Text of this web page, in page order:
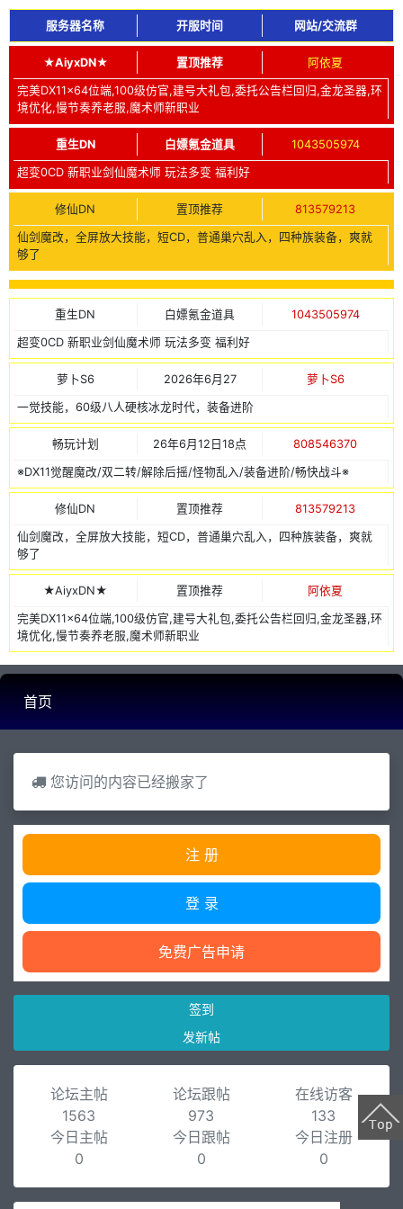
服务器名称 开服时间 网站/交流群
★AiyxDN★ 置顶推荐 阿依夏
完美DX11x64位端,100级仿官,建号大礼包,委托公告栏回归,金龙圣器,环
境优化,慢节奏养老服,魔术师新职业
重生DN 白嫖氪金道具 1043505974
超变0CD 新职业剑仙魔术师 玩法多变 福利好
修仙DN 置顶推荐 813579213
仙剑魔改，全屏放大技能，短CD，普通巢穴乱入，四种族装备，爽就
够了
重生DN 白嫖氪金道具 1043505974
超变0CD 新职业剑仙魔术师 玩法多变 福利好
萝卜S6 2026年6月27 萝卜S6
一觉技能，60级八人硬核冰龙时代，装备进阶
畅玩计划 26年6月12日18点 808546370
※DX11觉醒魔改/双二转/解除后摇/怪物乱入/装备进阶/畅快战斗※
修仙DN 置顶推荐 813579213
仙剑魔改，全屏放大技能，短CD，普通巢穴乱入，四种族装备，爽就
够了
★AiyxDN★ 置顶推荐 阿依夏
完美DX11x64位端,100级仿官,建号大礼包,委托公告栏回归,金龙圣器,环
境优化,慢节奏养老服,魔术师新职业
首页
您访问的内容已经搬家了
注 册
登 录
免费广告申请
签到
发新帖
论坛主帖
1563
论坛跟帖
973
在线访客
133
今日主帖
0
今日跟帖
0
今日注册
0